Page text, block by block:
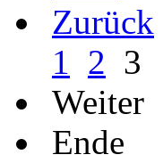
Zurück
1 2 3
Weiter
Ende